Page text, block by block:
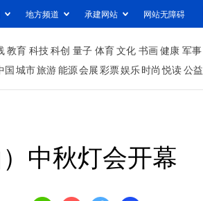
地方频道 承建网站 网站无障碍
教育 科技科创 量子 体育文化 书画健康 军事
国城市旅游能源会展彩票娱乐时尚 悦读公益
中秋灯会开幕